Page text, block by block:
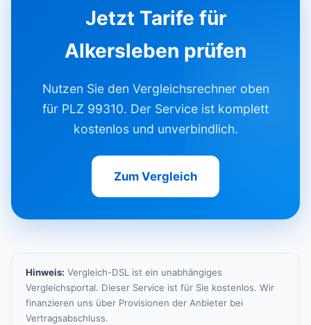
Jetzt Tarife für
Alkersleben prüfen
Nutzen Sie den Vergleichsrechner oben
für PLZ 99310. Der Service ist komplett
kostenlos und unverbindlich.
Zum Vergleich
Hinweis: Vergleich-DSL ist ein unabhängiges
Vergleichsportal. Dieser Service ist für Sie kostenlos. Wir
finanzieren uns über Provisionen der Anbieter bei
Vertragsabschluss.